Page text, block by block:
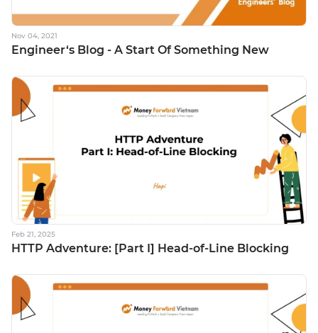
Nov 04, 2021
Engineer‘s Blog - A Start Of Something New
Feb 21, 2025
HTTP Adventure: [Part I] Head-of-Line Blocking